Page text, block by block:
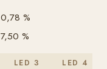
0,78 %
7,50 %
LED 3 LED 4